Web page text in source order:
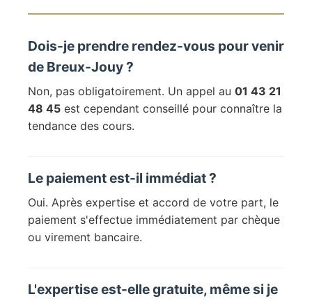
Dois-je prendre rendez-vous pour venir
de Breux-Jouy ?
Non, pas obligatoirement. Un appel au 01 43 21
48 45 est cependant conseillé pour connaître la
tendance des cours.
Le paiement est-il immédiat ?
Oui. Après expertise et accord de votre part, le
paiement s'effectue immédiatement par chèque
ou virement bancaire.
L'expertise est-elle gratuite, même si je